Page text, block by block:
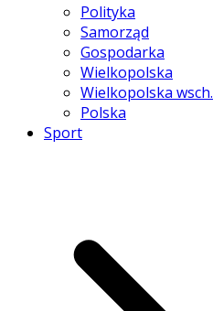
Polityka
Samorząd
Gospodarka
Wielkopolska
Wielkopolska wsch.
Polska
Sport